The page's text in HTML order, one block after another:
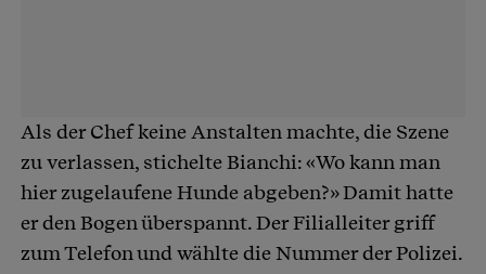
Als der Chef keine Anstalten machte, die Szene
zu verlassen, stichelte Bianchi: «Wo kann man
hier zugelaufene Hunde abgeben?» Damit hatte
er den Bogen überspannt. Der Filialleiter griff
zum Telefon und wählte die Nummer der Polizei.